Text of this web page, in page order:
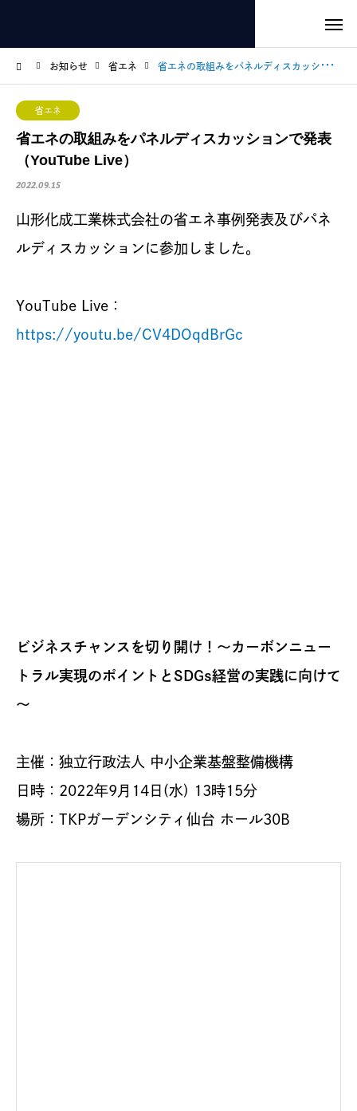
お知らせ 省エネ 省エネの取組みをパネルディスカッションで発表（YouTube Live）
省エネ
省エネの取組みをパネルディスカッションで発表
（YouTube Live）
2022.09.15
山形化成工業株式会社の省エネ事例発表及びパネ
ルディスカッションに参加しました。
YouTube Live：
https://youtu.be/CV4DOqdBrGc
ビジネスチャンスを切り開け！～カーボンニュー
トラル実現のポイントとSDGs経営の実践に向けて
～
主催：独立行政法人 中小企業基盤整備機構
日時：2022年9月14日(水) 13時15分
場所：TKPガーデンシティ仙台 ホール30B